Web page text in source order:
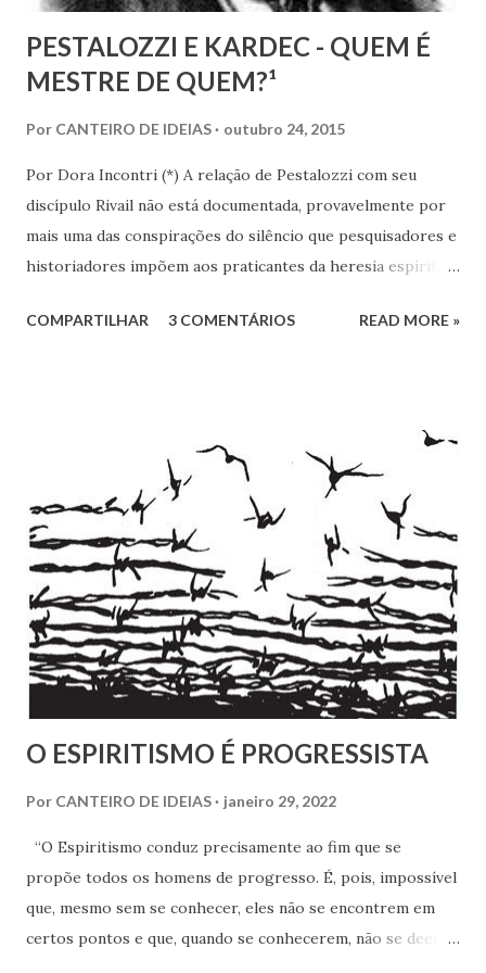
PESTALOZZI E KARDEC - QUEM É
MESTRE DE QUEM?¹
Por CANTEIRO DE IDEIAS outubro 24, 2015
Por Dora Incontri (*) A relação de Pestalozzi com seu
discípulo Rivail não está documentada, provavelmente por
mais uma das conspirações do silêncio que pesquisadores e
historiadores impõem aos praticantes da heresia espírita
de Pestalozzi a amigos, familiares, discípulos, reis,
Pestalozzi a Rivail ou vice-versa. Pestalozzi sonhava
implantar seu método na França, a ponto de ter tido uma
entrevista com o próprio Napoleão Bonaparte, que aliás se
mostrou insensível aos seus planos. Escreveu em 1826 um
pequeno folheto sobre suas ideias em francês. Seria quase
impossível que não trocasse sequer um bilhete com Rivail,
que se assinava seu discípulo e se esforçava por divulgar
seu método em Paris. Pestalozzi, com seu caráter emotivo
e amoroso, não era de ...
COMPARTILHAR 3 COMENTÁRIOS READ MORE »
O ESPIRITISMO É PROGRESSISTA
Por CANTEIRO DE IDEIAS janeiro 29, 2022
“O Espiritismo conduz precisamente ao fim que se
propõe todos os homens de progresso. É, pois, impossível
que, mesmo sem se conhecer, eles não se encontrem em
certos pontos e que, quando se conhecerem, não se deem -